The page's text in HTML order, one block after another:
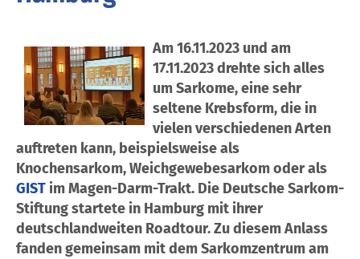
Am 16.11.2023 und am
17.11.2023 drehte sich alles
um Sarkome, eine sehr
seltene Krebsform, die in
vielen verschiedenen Arten
auftreten kann, beispielsweise als
Knochensarkom, Weichgewebesarkom oder als
GIST im Magen-Darm-Trakt. Die Deutsche Sarkom-
Stiftung startete in Hamburg mit ihrer
deutschlandweiten Roadtour. Zu diesem Anlass
fanden gemeinsam mit dem Sarkomzentrum am